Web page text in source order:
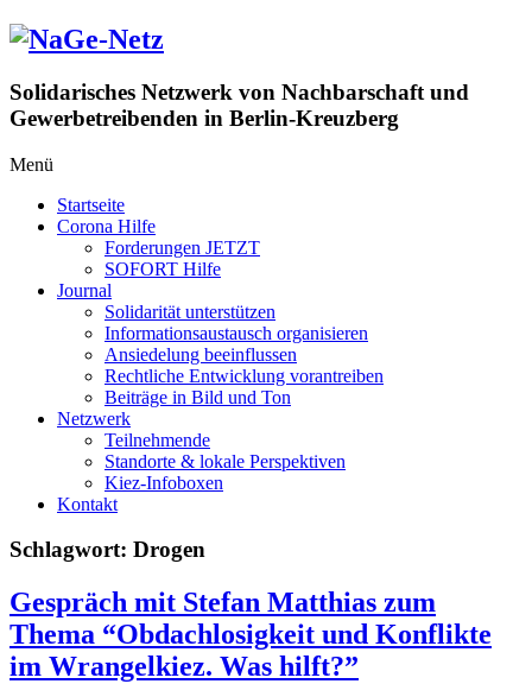
Zum
Inhalt
Solidarisches Netzwerk von Nachbarschaft und
Gewerbetreibenden in Berlin-Kreuzberg
Menü
Startseite
Corona Hilfe
Forderungen JETZT
SOFORT Hilfe
Journal
Solidarität unterstützen
Informationsaustausch organisieren
Ansiedelung beeinflussen
Rechtliche Entwicklung vorantreiben
Beiträge in Bild und Ton
Netzwerk
Teilnehmende
Standorte & lokale Perspektiven
Kiez-Infoboxen
Kontakt
Schlagwort: Drogen
Gespräch mit Stefan Matthias zum
Thema “Obdachlosigkeit und Konflikte
im Wrangelkiez. Was hilft?”